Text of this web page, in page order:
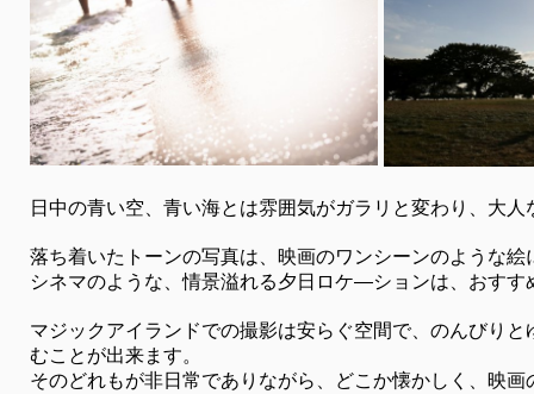
日中の青い空、青い海とは雰囲気がガラリと変わり、大人
落ち着いたトーンの写真は、映画のワンシーンのような絵
シネマのような、情景溢れる夕日ロケ―ションは、おすす
マジックアイランドでの撮影は安らぐ空間で、のんびりと
むことが出来ます。
そのどれもが非日常でありながら、どこか懐かしく、映画